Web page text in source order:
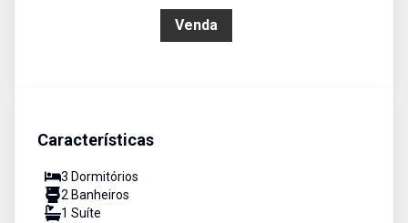
Venda
Características
3 Dormitórios
2 Banheiros
1 Suíte